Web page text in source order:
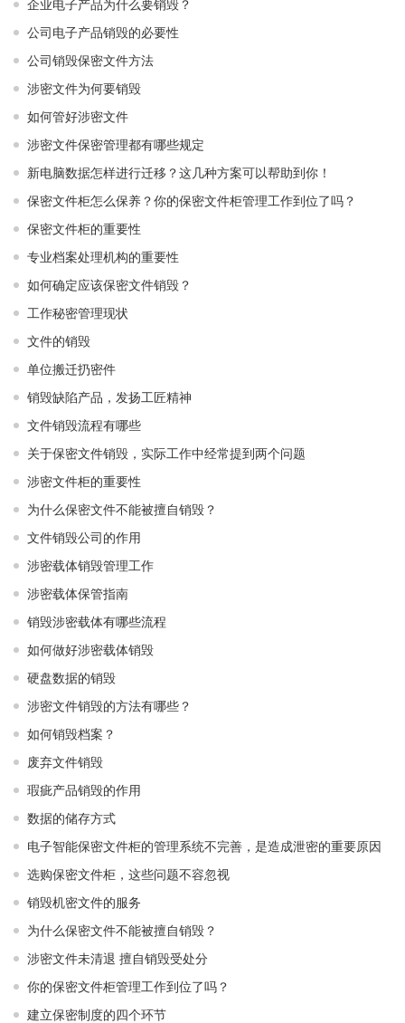
企业电子产品为什么要销毁？
公司电子产品销毁的必要性
公司销毁保密文件方法
涉密文件为何要销毁
如何管好涉密文件
涉密文件保密管理都有哪些规定
新电脑数据怎样进行迁移？这几种方案可以帮助到你！
保密文件柜怎么保养？你的保密文件柜管理工作到位了吗？
保密文件柜的重要性
专业档案处理机构的重要性
如何确定应该保密文件销毁？
工作秘密管理现状
文件的销毁
单位搬迁扔密件
销毁缺陷产品，发扬工匠精神
文件销毁流程有哪些
关于保密文件销毁，实际工作中经常提到两个问题
涉密文件柜的重要性
为什么保密文件不能被擅自销毁？
文件销毁公司的作用
涉密载体销毁管理工作
涉密载体保管指南
销毁涉密载体有哪些流程
如何做好涉密载体销毁
硬盘数据的销毁
涉密文件销毁的方法有哪些？
如何销毁档案？
废弃文件销毁
瑕疵产品销毁的作用
数据的储存方式
电子智能保密文件柜的管理系统不完善，是造成泄密的重要原因
选购保密文件柜，这些问题不容忽视
销毁机密文件的服务
为什么保密文件不能被擅自销毁？
涉密文件未清退 擅自销毁受处分
你的保密文件柜管理工作到位了吗？
建立保密制度的四个环节